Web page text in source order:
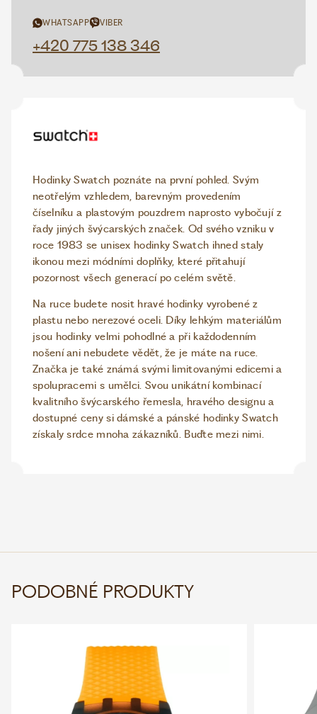
WHATSAPP VIBER
+420 775 138 346
Hodinky Swatch poznáte na první pohled. Svým
neotřelým vzhledem, barevným provedením
číselníku a plastovým pouzdrem naprosto vybočují z
řady jiných švýcarských značek. Od svého vzniku v
roce 1983 se unisex hodinky Swatch ihned staly
ikonou mezi módními doplňky, které přitahují
pozornost všech generací po celém světě.
Na ruce budete nosit hravé hodinky vyrobené z
plastu nebo nerezové oceli. Díky lehkým materiálům
jsou hodinky velmi pohodlné a při každodenním
nošení ani nebudete vědět, že je máte na ruce.
Značka je také známá svými limitovanými edicemi a
spolupracemi s umělci. Svou unikátní kombinací
kvalitního švýcarského řemesla, hravého designu a
dostupné ceny si dámské a pánské hodinky Swatch
získaly srdce mnoha zákazníků. Buďte mezi nimi.
PODOBNÉ PRODUKTY